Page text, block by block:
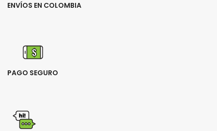
ENVÍOS EN COLOMBIA
PAGO SEGURO